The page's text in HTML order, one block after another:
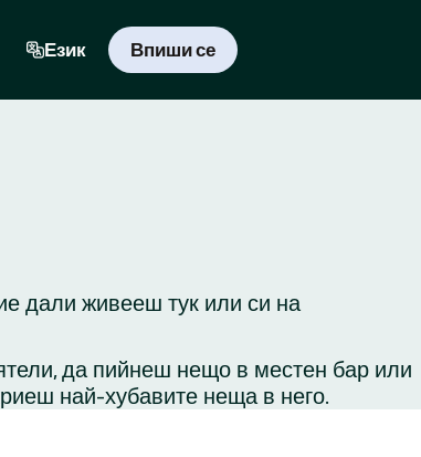
Език Впиши се
дали живееш тук или си на
да пийнеш нещо в местен бар или
най-хубавите неща в него.